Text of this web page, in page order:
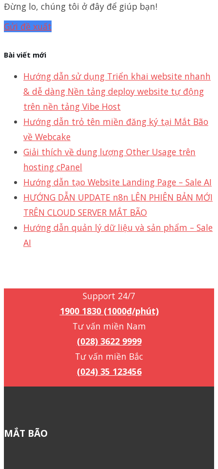
Đừng lo, chúng tôi ở đây để giúp bạn!
Gửi đề xuất
Bài viết mới
Hướng dẫn sử dụng Triển khai website nhanh
& dễ dàng Nền tảng deploy website tự động
trên nền tảng Vibe Host
Hướng dẫn trỏ tên miền đăng ký tại Mắt Bão
về Webcake
Giải thích về dung lượng Other Usage trên
hosting cPanel
Hướng dẫn tạo Website Landing Page – Sale AI
HƯỚNG DẪN UPDATE n8n LÊN PHIÊN BẢN MỚI
TRÊN CLOUD SERVER MẮT BÃO
Hướng dẫn quản lý dữ liệu và sản phẩm – Sale
AI
Support 24/7
1900 1830 (1000₫/phút)
Tư vấn miền Nam
(028) 3622 9999
Tư vấn miền Bắc
(024) 35 123456
MẮT BÃO